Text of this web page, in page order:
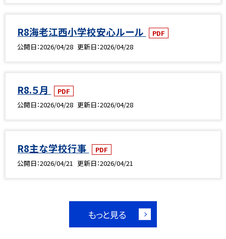
R8海老江西小学校安心ルール
PDF
公開日 2026/04/28 更新日 2026/04/28
R8.５月
PDF
公開日 2026/04/28 更新日 2026/04/28
R8主な学校行事
PDF
公開日 2026/04/21 更新日 2026/04/21
もっと見る